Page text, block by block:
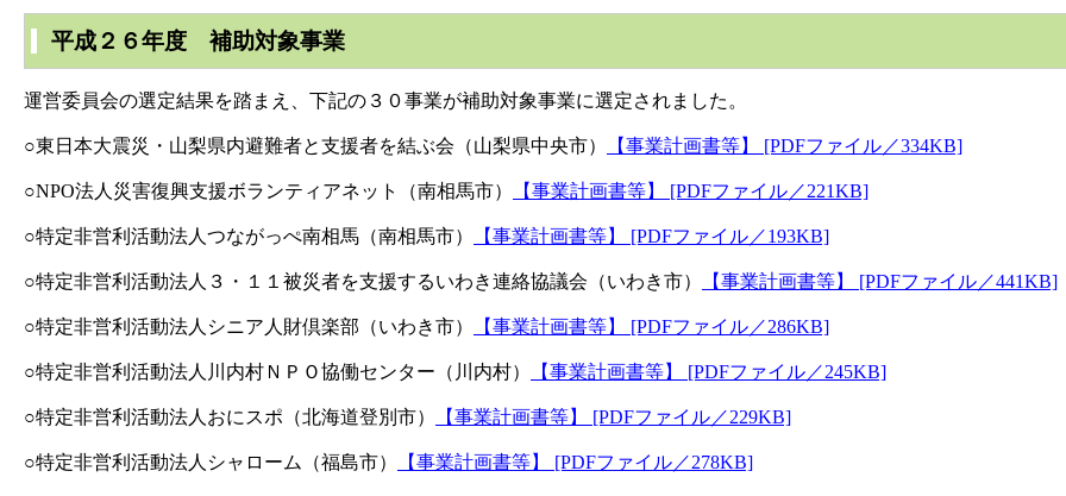
平成２６年度 補助対象事業
運営委員会の選定結果を踏まえ、下記の３０事業が補助対象事業に選定されました。
○東日本大震災・山梨県内避難者と支援者を結ぶ会（山梨県中央市） 【事業計画書等】 [PDFファイル／334KB]
○NPO法人災害復興支援ボランティアネット（南相馬市） 【事業計画書等】 [PDFファイル／221KB]
○特定非営利活動法人つながっぺ南相馬（南相馬市） 【事業計画書等】 [PDFファイル／193KB]
○特定非営利活動法人３・１１被災者を支援するいわき連絡協議会（いわき市） 【事業計画書等】 [PDFファイル／441KB]
○特定非営利活動法人シニア人財倶楽部（いわき市） 【事業計画書等】 [PDFファイル／286KB]
○特定非営利活動法人川内村ＮＰＯ協働センター（川内村） 【事業計画書等】 [PDFファイル／245KB]
○特定非営利活動法人おにスポ（北海道登別市） 【事業計画書等】 [PDFファイル／229KB]
○特定非営利活動法人シャローム（福島市） 【事業計画書等】 [PDFファイル／278KB]